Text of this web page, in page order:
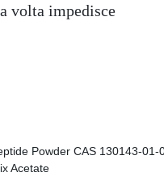
volta impedisce